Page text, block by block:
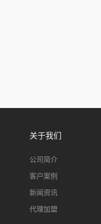
关于我们
公司简介
客户案例
新闻资讯
代理加盟